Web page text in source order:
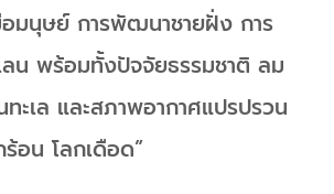
มนุษย์ การพัฒนาชายฝั่ง การ
ลน พร้อมทั้งปัจจัยธรรมชาติ ลม
ะเล และสภาพอากาศแปรปรวน
อน โลกเดือด”